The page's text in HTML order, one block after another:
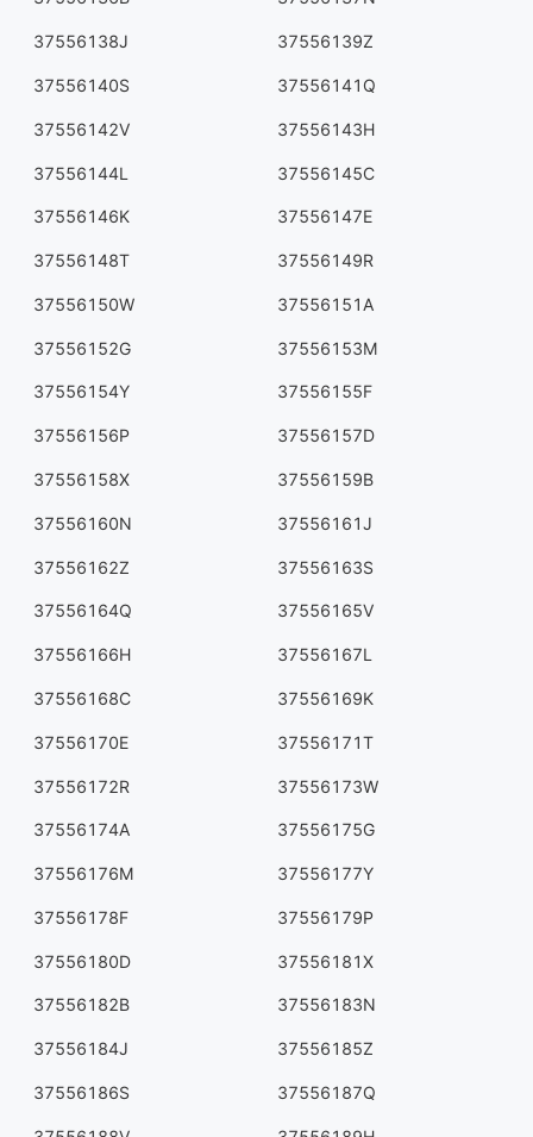
37556138J 37556139Z
37556140S 37556141Q
37556142V 37556143H
37556144L 37556145C
37556146K 37556147E
37556148T 37556149R
37556150W 37556151A
37556152G 37556153M
37556154Y 37556155F
37556156P 37556157D
37556158X 37556159B
37556160N 37556161J
37556162Z 37556163S
37556164Q 37556165V
37556166H 37556167L
37556168C 37556169K
37556170E 37556171T
37556172R 37556173W
37556174A 37556175G
37556176M 37556177Y
37556178F 37556179P
37556180D 37556181X
37556182B 37556183N
37556184J 37556185Z
37556186S 37556187Q